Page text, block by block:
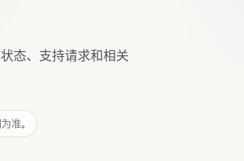
态、支持请求和相关
准。